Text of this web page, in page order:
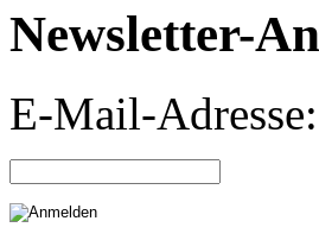
Newsletter-
E-Mail-Adresse: